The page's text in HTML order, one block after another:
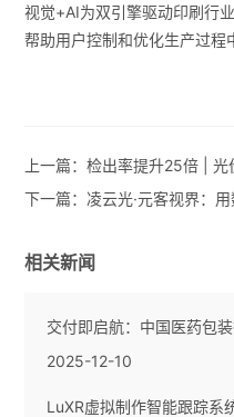
视觉+AI为双引擎驱动印刷行
帮助用户控制和优化生产过程
上一篇：检出率提升25倍 | 光
下一篇： 凌云光·元客视界：
相关新闻
交付即启航：中国医药包
2025-12-10
LuXR虚拟制作智能跟踪系